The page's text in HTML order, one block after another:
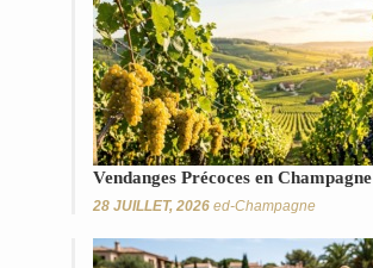
Vendanges Précoces en Champagne
28 JUILLET, 2026 ed-Champagne